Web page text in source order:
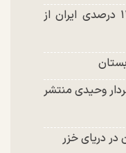
پاسخ عراقچی به ادعای سهم ۱۱ درصدی ایران از
وحیدی منتشر
در دریای خزر